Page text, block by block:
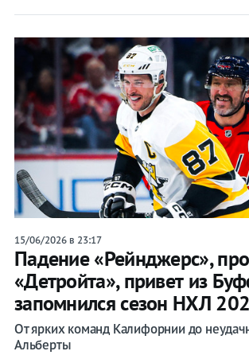
15/06/2026 в 23:17
Падение «Рейнджерс»,
«Детройта», привет из
запомнился сезон НХЛ
От ярких команд Калифорнии до
Альберты